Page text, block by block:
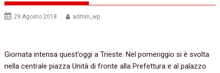
29 Agosto 2018 admin_wp
Giornata intensa quest’oggi a Trieste. Nel pomeriggio si è svolta
nella centrale piazza Unità di fronte alla Prefettura e al palazzo